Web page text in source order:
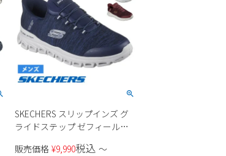
SKECHERS スリップインズ グ
ライドステップ ゼフィール
販売価格 ¥9,990税込 〜